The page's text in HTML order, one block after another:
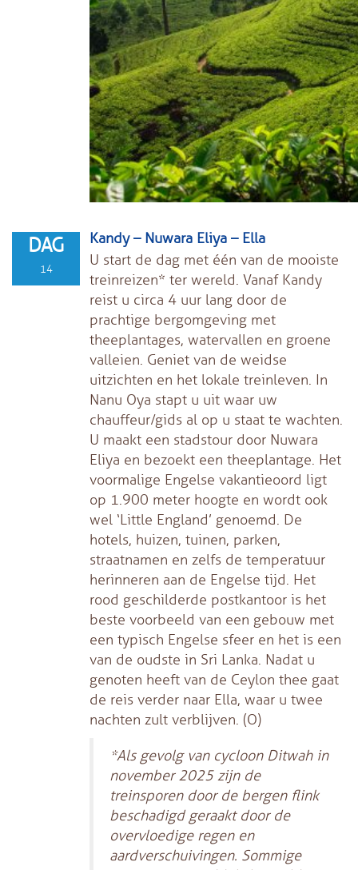
DAG
14
Kandy – Nuwara Eliya – Ella
U start de dag met één van de mooiste
treinreizen* ter wereld. Vanaf Kandy
reist u circa 4 uur lang door de
prachtige bergomgeving met
theeplantages, watervallen en groene
valleien. Geniet van de weidse
uitzichten en het lokale treinleven. In
Nanu Oya stapt u uit waar uw
chauffeur/gids al op u staat te wachten.
U maakt een stadstour door Nuwara
Eliya en bezoekt een theeplantage. Het
voormalige Engelse vakantieoord ligt
op 1.900 meter hoogte en wordt ook
wel ‘Little England’ genoemd. De
hotels, huizen, tuinen, parken,
straatnamen en zelfs de temperatuur
herinneren aan de Engelse tijd. Het
rood geschilderde postkantoor is het
beste voorbeeld van een gebouw met
een typisch Engelse sfeer en het is een
van de oudste in Sri Lanka. Nadat u
genoten heeft van de Ceylon thee gaat
de reis verder naar Ella, waar u twee
nachten zult verblijven. (O)
*Als gevolg van cycloon Ditwah in
november 2025 zijn de
treinsporen door de bergen flink
beschadigd geraakt door de
overvloedige regen en
aardverschuivingen. Sommige